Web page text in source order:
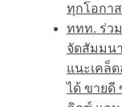
ทุกโอกาส
ททท. ร่ว
จัดสัมมน
แนะเคล็
ได้ ขายดี